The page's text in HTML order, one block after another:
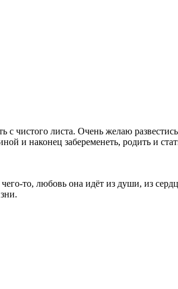
чистого листа. Очень желаю
и наконец забеременеть, родить и
то, любовь она идёт из души, из